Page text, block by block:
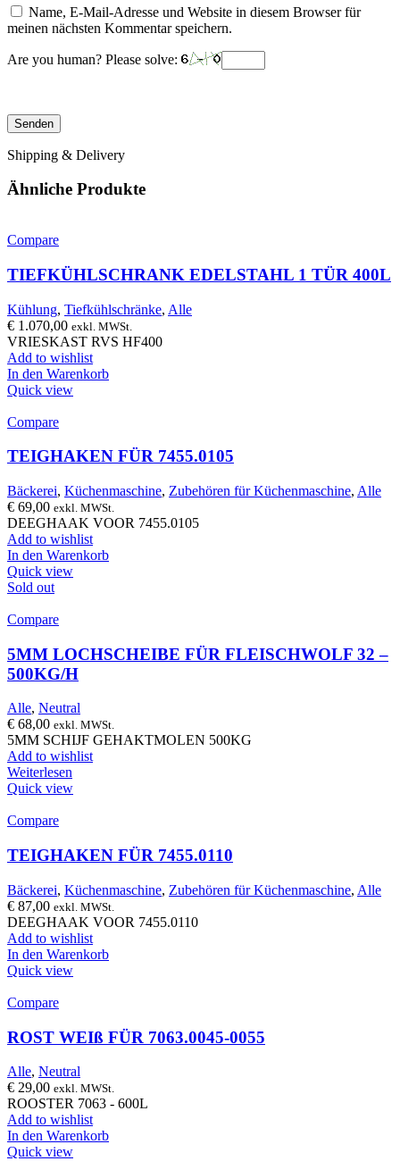
Name, E-Mail-Adresse und Website in diesem Browser für
meinen nächsten Kommentar speichern.
Are you human? Please solve:
Shipping & Delivery
Ähnliche Produkte
Compare
TIEFKÜHLSCHRANK EDELSTAHL 1 TÜR 400L
Kühlung, Tiefkühlschränke, Alle
€ 1.070,00 exkl. MWSt.
VRIESKAST RVS HF400
Add to wishlist
In den Warenkorb
Quick view
Compare
TEIGHAKEN FÜR 7455.0105
Bäckerei, Küchenmaschine, Zubehören für Küchenmaschine, Alle
€ 69,00 exkl. MWSt.
DEEGHAAK VOOR 7455.0105
Add to wishlist
In den Warenkorb
Quick view
Sold out
Compare
5MM LOCHSCHEIBE FÜR FLEISCHWOLF 32 –
500KG/H
Alle, Neutral
€ 68,00 exkl. MWSt.
5MM SCHIJF GEHAKTMOLEN 500KG
Add to wishlist
Weiterlesen
Quick view
Compare
TEIGHAKEN FÜR 7455.0110
Bäckerei, Küchenmaschine, Zubehören für Küchenmaschine, Alle
€ 87,00 exkl. MWSt.
DEEGHAAK VOOR 7455.0110
Add to wishlist
In den Warenkorb
Quick view
Compare
ROST WEIß FÜR 7063.0045-0055
Alle, Neutral
€ 29,00 exkl. MWSt.
ROOSTER 7063 - 600L
Add to wishlist
In den Warenkorb
Quick view